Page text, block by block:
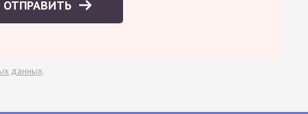
ОТПРАВИТЬ
данных.